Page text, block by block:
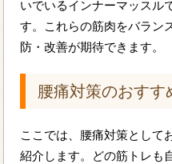
いでいるインナーマッスル
す。これらの筋肉をバラン
防・改善が期待できます。
腰痛対策のおすす
ここでは、腰痛対策として
紹介します。どの筋トレも